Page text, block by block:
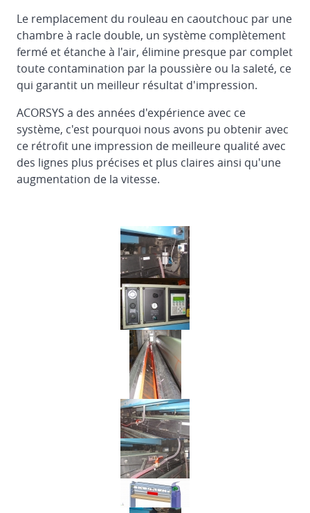
Le remplacement du rouleau en caoutchouc par une
chambre à racle double, un système complètement
fermé et étanche à l'air, élimine presque par complet
toute contamination par la poussière ou la saleté, ce
qui garantit un meilleur résultat d'impression.
ACORSYS a des années d'expérience avec ce
système, c'est pourquoi nous avons pu obtenir avec
ce rétrofit une impression de meilleure qualité avec
des lignes plus précises et plus claires ainsi qu'une
augmentation de la vitesse.